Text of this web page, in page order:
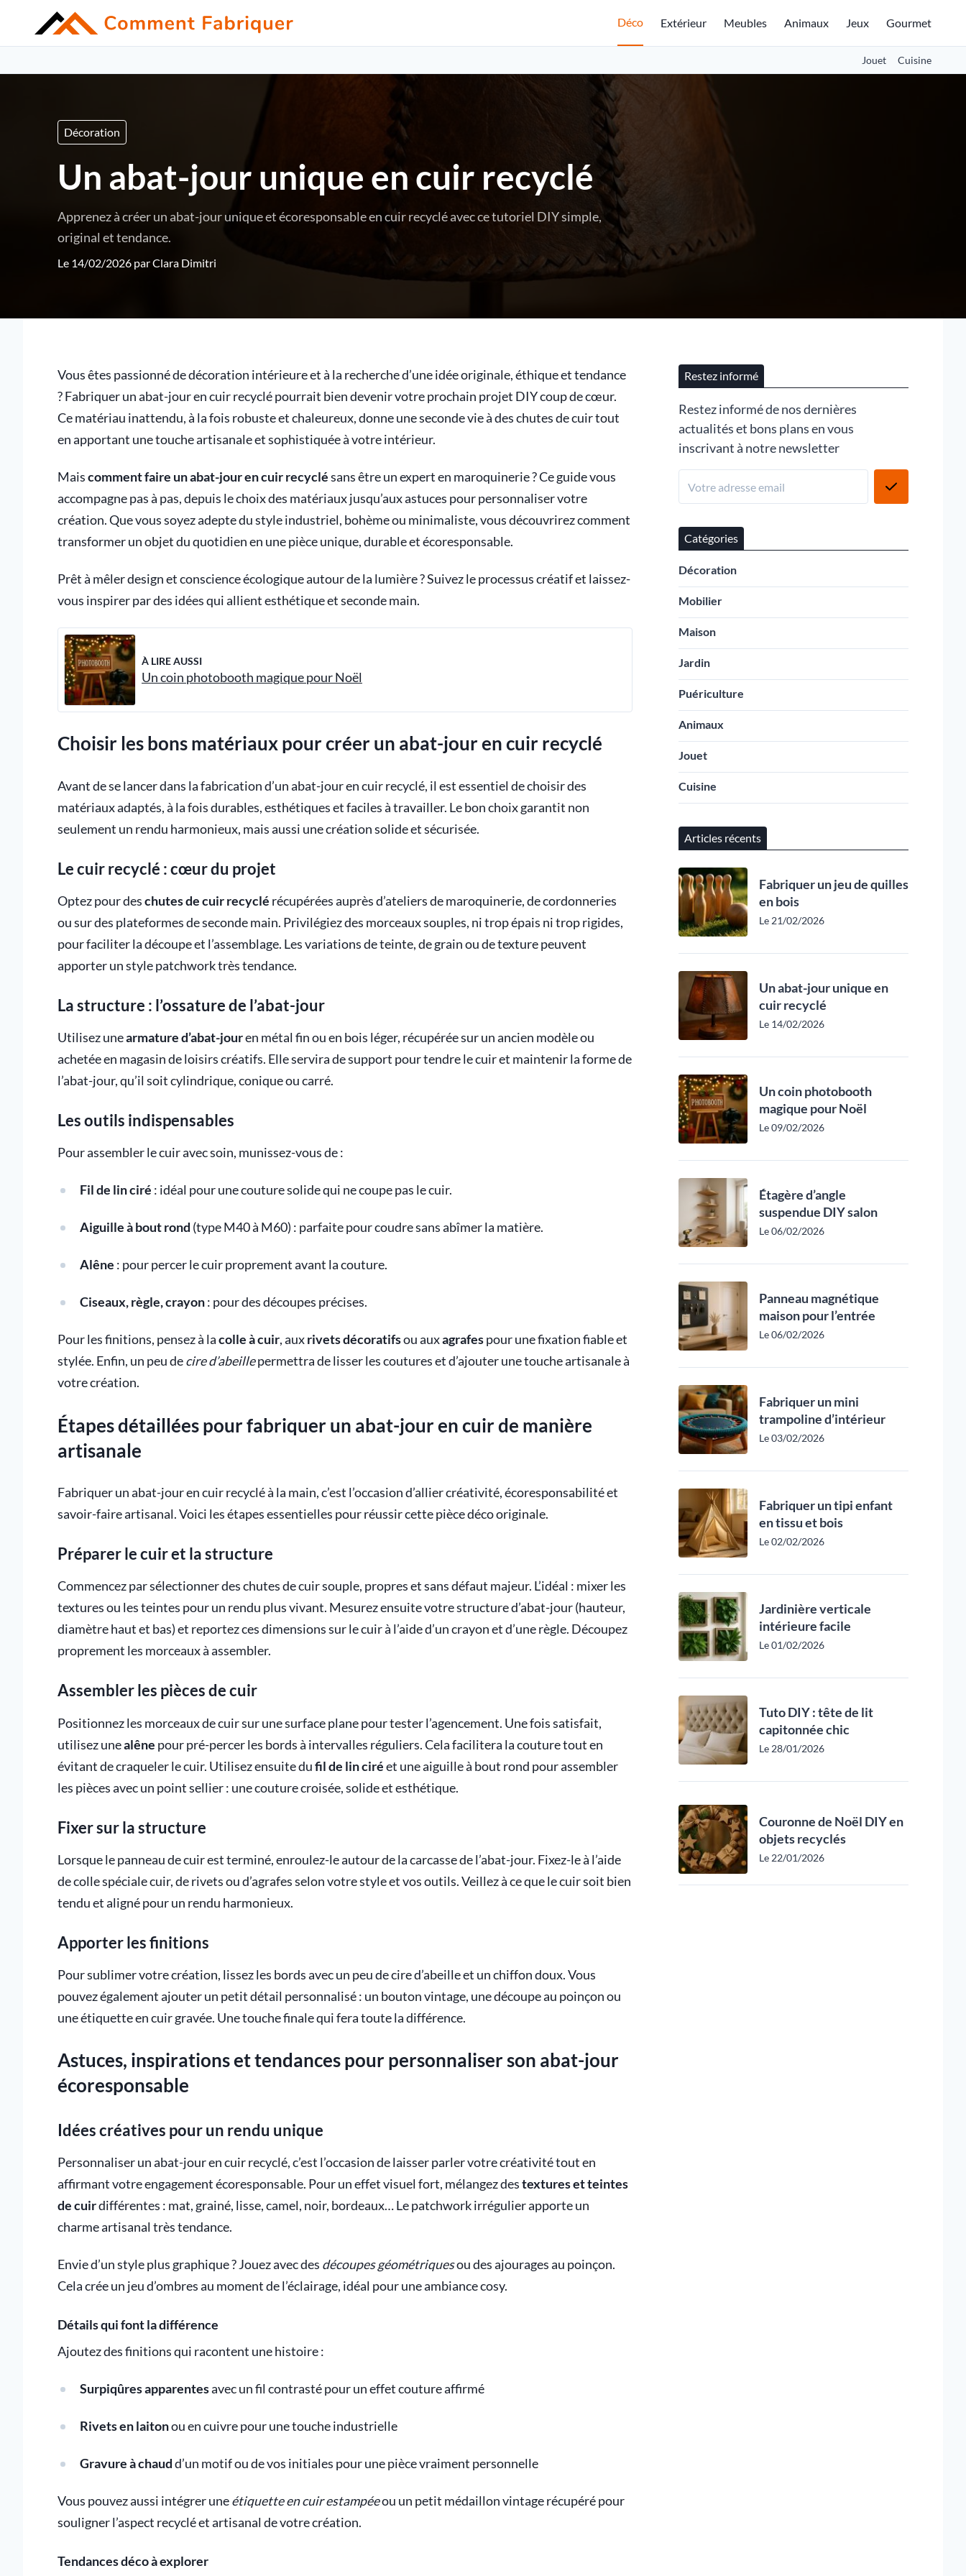
Déco Extérieur Meubles Animaux Jeux Gourmet
Jouet Cuisine
Décoration
Un abat-jour unique en cuir recyclé
Apprenez à créer un abat-jour unique et écoresponsable en cuir recyclé avec ce tutoriel DIY simple,
original et tendance.
Le 14/02/2026 parClara Dimitri
Vous êtes passionné de décoration intérieure et à la recherche d’une idée originale, éthique et tendance
? Fabriquer un abat-jour en cuir recyclé pourrait bien devenir votre prochain projet DIY coup de cœur.
Ce matériau inattendu, à la fois robuste et chaleureux, donne une seconde vie à des chutes de cuir tout
en apportant une touche artisanale et sophistiquée à votre intérieur.
Maiscomment faire un abat-jour en cuir recyclésans être un expert en maroquinerie ? Ce guide vous
accompagne pas à pas, depuis le choix des matériaux jusqu’aux astuces pour personnaliser votre
création. Que vous soyez adepte du style industriel, bohème ou minimaliste, vous découvrirez comment
transformer un objet du quotidien en une pièce unique, durable et écoresponsable.
Prêt à mêler design et conscience écologique autour de la lumière ? Suivez le processus créatif et laissez-
vous inspirer par des idées qui allient esthétique et seconde main.
À LIRE AUSSI
Un coin photobooth magique pour Noël
Choisir les bons matériaux pour créer un abat-jour en cuir recyclé
Avant de se lancer dans la fabrication d’un abat-jour en cuir recyclé, il est essentiel de choisir des
matériaux adaptés, à la fois durables, esthétiques et faciles à travailler. Le bon choix garantit non
seulement un rendu harmonieux, mais aussi une création solide et sécurisée.
Le cuir recyclé : cœur du projet
Optez pour deschutes de cuir recyclé récupérées auprès d’ateliers de maroquinerie, de cordonneries
ou sur des plateformes de seconde main. Privilégiez des morceaux souples, ni trop épais ni trop rigides,
pour faciliter la découpe et l’assemblage. Les variations de teinte, de grain ou de texture peuvent
apporter un style patchwork très tendance.
La structure : l’ossature de l’abat-jour
Utilisez unearmature d’abat-jouren métal fin ou en bois léger, récupérée sur un ancien modèle ou
achetée en magasin de loisirs créatifs. Elle servira de support pour tendre le cuir et maintenir la forme de
l’abat-jour, qu’il soit cylindrique, conique ou carré.
Les outils indispensables
Pour assembler le cuir avec soin, munissez-vous de :
Fil de lin ciré : idéal pour une couture solide qui ne coupe pas le cuir.
Aiguille à bout rond (type M40 à M60) : parfaite pour coudre sans abîmer la matière.
Alêne : pour percer le cuir proprement avant la couture.
Ciseaux, règle, crayon: pour des découpes précises.
Pour les finitions, pensez à lacolle à cuir, auxrivets décoratifsou auxagrafespour une fixation fiable et
stylée. Enfin, un peu decire d’abeillepermettra de lisser les coutures et d’ajouter une touche artisanale à
votre création.
Étapes détaillées pour fabriquer un abat-jour en cuir de manière
artisanale
Fabriquer un abat-jour en cuir recyclé à la main, c’est l’occasion d’allier créativité, écoresponsabilité et
savoir-faire artisanal. Voici les étapes essentielles pour réussir cette pièce déco originale.
Préparer le cuir et la structure
Commencez par sélectionner des chutes de cuir souple, propres et sans défaut majeur. L’idéal : mixer les
textures ou les teintes pour un rendu plus vivant. Mesurez ensuite votre structure d’abat-jour (hauteur,
diamètre haut et bas) et reportez ces dimensions sur le cuir à l’aide d’un crayon et d’une règle. Découpez
proprement les morceaux à assembler.
Assembler les pièces de cuir
Positionnez les morceaux de cuir sur une surface plane pour tester l’agencement. Une fois satisfait,
utilisez unealêne pour pré-percer les bords à intervalles réguliers. Cela facilitera la couture tout en
évitant de craqueler le cuir. Utilisez ensuite dufil de lin ciréet une aiguille à bout rond pour assembler
les pièces avec un point sellier : une couture croisée, solide et esthétique.
Fixer sur la structure
Lorsque le panneau de cuir est terminé, enroulez-le autour de la carcasse de l’abat-jour. Fixez-le à l’aide
de colle spéciale cuir, de rivets ou d’agrafes selon votre style et vos outils. Veillez à ce que le cuir soit bien
tendu et aligné pour un rendu harmonieux.
Apporter les finitions
Pour sublimer votre création, lissez les bords avec un peu de cire d’abeille et un chiffon doux. Vous
pouvez également ajouter un petit détail personnalisé : un bouton vintage, une découpe au poinçon ou
une étiquette en cuir gravée. Une touche finale qui fera toute la différence.
Astuces, inspirations et tendances pour personnaliser son abat-jour
écoresponsable
Idées créatives pour un rendu unique
Personnaliser un abat-jour en cuir recyclé, c’est l’occasion de laisser parler votre créativité tout en
affirmant votre engagement écoresponsable. Pour un effet visuel fort, mélangez destextures et teintes
de cuirdifférentes : mat, grainé, lisse, camel, noir, bordeaux… Le patchwork irrégulier apporte un
charme artisanal très tendance.
Envie d’un style plus graphique ? Jouez avec des découpes géométriquesou des ajourages au poinçon.
Cela crée un jeu d’ombres au moment de l’éclairage, idéal pour une ambiance cosy.
Détails qui font la différence
Ajoutez des finitions qui racontent une histoire :
Surpiqûres apparentesavec un fil contrasté pour un effet couture affirmé
Rivets en laitonou en cuivre pour une touche industrielle
Gravure à chaudd’un motif ou de vos initiales pour une pièce vraiment personnelle
Vous pouvez aussi intégrer uneétiquette en cuir estampéeou un petit médaillon vintage récupéré pour
souligner l’aspect recyclé et artisanal de votre création.
Tendances déco à explorer
Restez informé
Restez informé de nos dernières
actualités et bons plans en vous
inscrivant à notre newsletter
Catégories
Décoration
Mobilier
Maison
Jardin
Puériculture
Animaux
Jouet
Cuisine
Articles récents
Fabriquer un jeu de quilles
en bois
Le 21/02/2026
Un abat-jour unique en
cuir recyclé
Le 14/02/2026
Un coin photobooth
magique pour Noël
Le 09/02/2026
Étagère d’angle
suspendue DIY salon
Le 06/02/2026
Panneau magnétique
maison pour l’entrée
Le 06/02/2026
Fabriquer un mini
trampoline d’intérieur
Le 03/02/2026
Fabriquer un tipi enfant
en tissu et bois
Le 02/02/2026
Jardinière verticale
intérieure facile
Le 01/02/2026
Tuto DIY : tête de lit
capitonnée chic
Le 28/01/2026
Couronne de Noël DIY en
objets recyclés
Le 22/01/2026